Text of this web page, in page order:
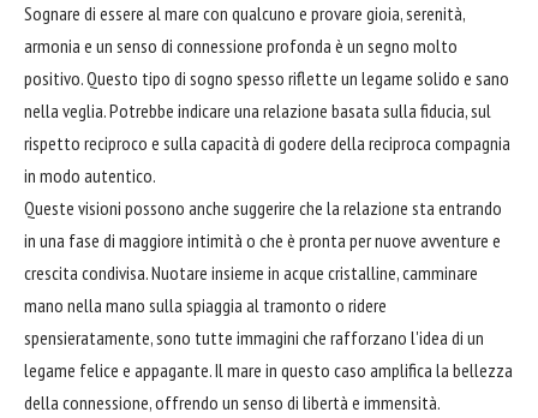
Sognare di essere al mare con qualcuno e provare gioia, serenità,
armonia e un senso di connessione profonda è un segno molto
positivo. Questo tipo di sogno spesso riflette un legame solido e sano
nella veglia. Potrebbe indicare una relazione basata sulla fiducia, sul
rispetto reciproco e sulla capacità di godere della reciproca compagnia
in modo autentico.
Queste visioni possono anche suggerire che la relazione sta entrando
in una fase di maggiore intimità o che è pronta per nuove avventure e
crescita condivisa. Nuotare insieme in acque cristalline, camminare
mano nella mano sulla spiaggia al tramonto o ridere
spensieratamente, sono tutte immagini che rafforzano l'idea di un
legame felice e appagante. Il mare in questo caso amplifica la bellezza
della connessione, offrendo un senso di libertà e immensità.